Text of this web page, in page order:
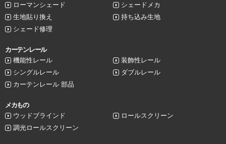
ローマンシェード
シェードメカ
生地貼り換え
持ち込み生地
シェード修理
カーテンレール
機能性レール
装飾性レール
シングルレール
ダブルレール
カーテンレール 部品
メカもの
ウッドブラインド
ロールスクリーン
調光ロールスクリーン